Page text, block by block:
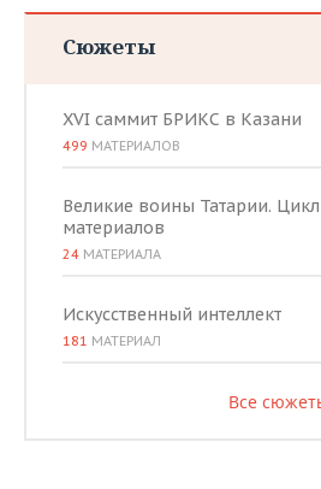
Сюжеты
XVI саммит БРИКС в Казани
499 МАТЕРИАЛОВ
Великие воины Татарии.
материалов
24 МАТЕРИАЛА
Искусственный интеллект
181 МАТЕРИАЛ
Все